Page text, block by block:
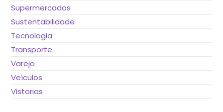
Supermercados
Sustentabilidade
Tecnologia
Transporte
Varejo
Veículos
Vistorias